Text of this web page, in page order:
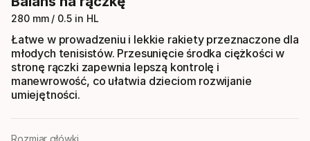
280 mm / 0.5 in HL
Łatwe w prowadzeniu i lekkie rakiety przeznaczone dla
młodych tenisistów. Przesunięcie środka ciężkości w
stronę rączki zapewnia lepszą kontrolę i
manewrowość, co ułatwia dzieciom rozwijanie
umiejętności.
Rozmiar główki